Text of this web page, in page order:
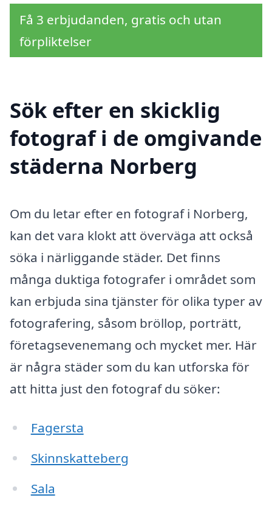
Få 3 erbjudanden, gratis och utan
förpliktelser
Sök efter en skicklig
fotograf i de omgivande
städerna Norberg
Om du letar efter en fotograf i Norberg,
kan det vara klokt att överväga att också
söka i närliggande städer. Det finns
många duktiga fotografer i området som
kan erbjuda sina tjänster för olika typer av
fotografering, såsom bröllop, porträtt,
företagsevenemang och mycket mer. Här
är några städer som du kan utforska för
att hitta just den fotograf du söker:
Fagersta
Skinnskatteberg
Sala